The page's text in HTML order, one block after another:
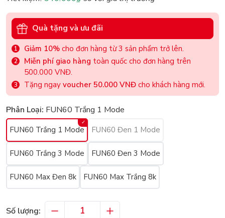
Quà tặng và ưu đãi
Giảm 10% cho đơn hàng từ 3 sản phẩm trở lên.
Miễn phí giao hàng toàn quốc cho đơn hàng trên
500.000 VNĐ.
Tặng ngay voucher 50.000 VNĐ cho khách hàng mới.
Phân Loại: FUN60 Trắng 1 Mode
FUN60 Trắng 1 Mode FUN60 Đen 1 Mode
FUN60 Trắng 3 Mode FUN60 Đen 3 Mode
FUN60 Max Đen 8k FUN60 Max Trắng 8k
Số lượng: